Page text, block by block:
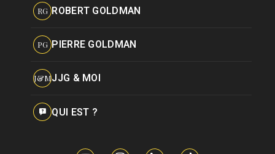
RG ROBERT GOLDMAN
PG PIERRE GOLDMAN
J&MJJG & MOI
QUI EST ?